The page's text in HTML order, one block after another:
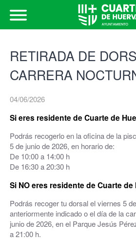
RETIRADA DE
CARRERA
04/06/2026
Si eres residente de Cuarte de
Podrás recogerlo en la oficina de la
5 de junio de 2026, en horario de:
De 10:00 a 14:00 h
De 16:30 a 20:30 h
Si NO eres residente de Cuarte de
Podrás recoger tu dorsal el viernes 5
anteriormente indicado o el día de la
junio de 2026, en el Parque Jesús
a 21:00 h.